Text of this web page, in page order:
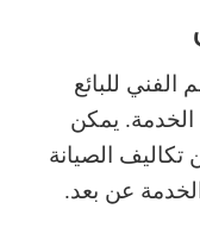
للبائع
يمكن
الصيانة